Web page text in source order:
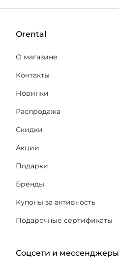
Orental
О магазине
Контакты
Новинки
Распродажа
Скидки
Акции
Подарки
Бренды
Купоны за активность
Подарочные сертификаты
Соцсети и мессенджеры